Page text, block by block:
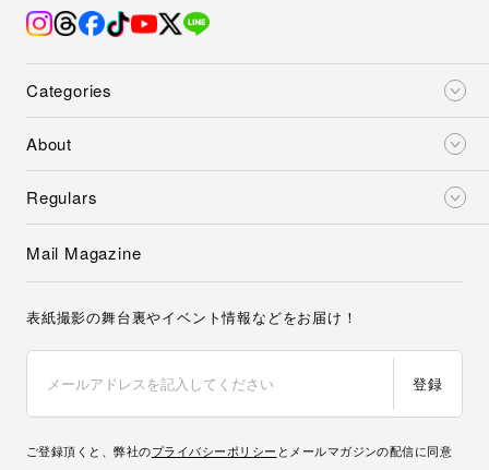
Categories
About
Regulars
Mail Magazine
表紙撮影の舞台裏やイベント情報などをお届け！
登録
ご登録頂くと、弊社のプライバシーポリシー とメールマガジンの配信に同意